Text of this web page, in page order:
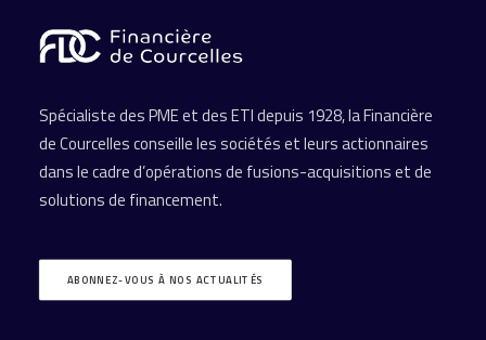
Spécialiste des PME et des ETI depuis 1928, la Financière
de Courcelles conseille les sociétés et leurs actionnaires
dans le cadre d’opérations de fusions-acquisitions et de
solutions de financement.
ABONNEZ-VOUS À NOS ACTUALITÉS